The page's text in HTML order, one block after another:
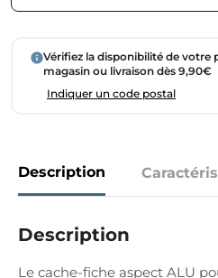
Vérifiez la disponibilité de votre
magasin ou livraison dès 9,90€
Indiquer un code postal
Description
Description
Le cache-fiche aspect ALU